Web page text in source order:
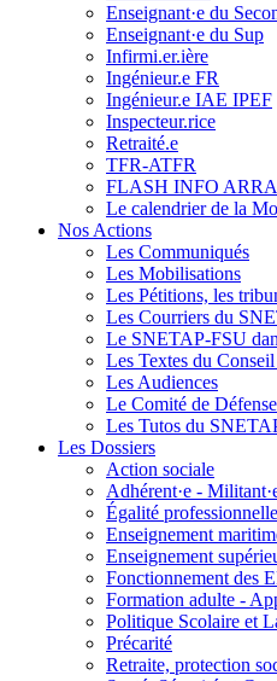
Enseignant·e du
Enseignant·e du Sup
Infirmi.er.ière
Ingénieur.e FR
Ingénieur.e IAE IPEF
Inspecteur.rice
Retraité.e
TFR-ATFR
FLASH INFO
Le calendrier de la
Nos Actions
Les Communiqués
Les Mobilisations
Les Pétitions, les
Les Courriers du
Le SNETAP-FSU
Les Textes du
Les Audiences
Le Comité de
Les Tutos du
Les Dossiers
Action sociale
Adhérent·e -
Égalité
Enseignement
Enseignement
Fonctionnement des
Formation adulte -
Politique Scolaire et
Précarité
Retraite, protection